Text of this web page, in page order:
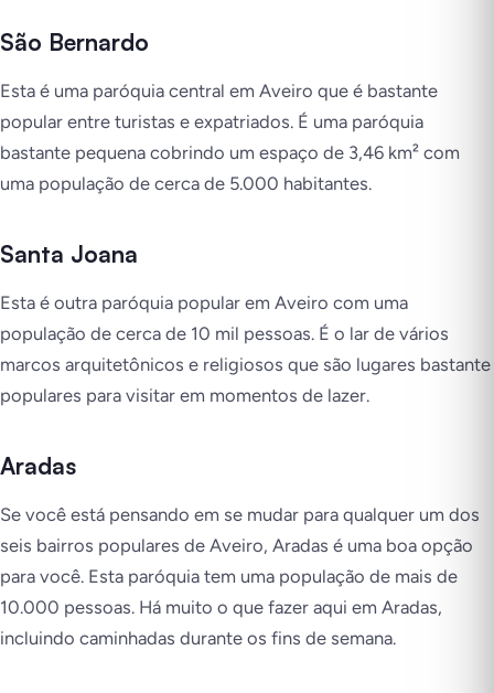
São Bernardo
Esta é uma paróquia central em Aveiro que é bastante
popular entre turistas e expatriados. É uma paróquia
bastante pequena cobrindo um espaço de 3,46 km² com
uma população de cerca de 5.000 habitantes.
Santa Joana
Esta é outra paróquia popular em Aveiro com uma
população de cerca de 10 mil pessoas. É o lar de vários
marcos arquitetônicos e religiosos que são lugares bastante
populares para visitar em momentos de lazer.
Aradas
Se você está pensando em se mudar para qualquer um dos
seis bairros populares de Aveiro, Aradas é uma boa opção
para você. Esta paróquia tem uma população de mais de
10.000 pessoas. Há muito o que fazer aqui em Aradas,
incluindo caminhadas durante os fins de semana.